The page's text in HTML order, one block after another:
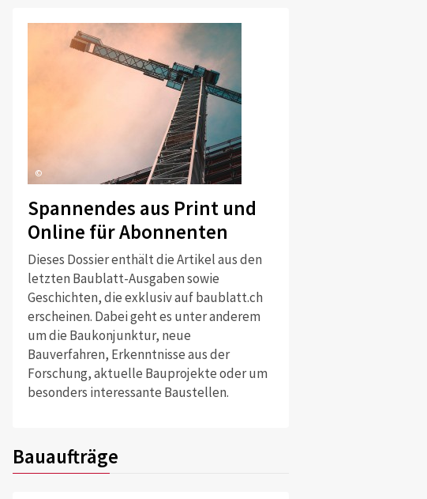
©
Spannendes aus Print und
Online für Abonnenten
Dieses Dossier enthält die Artikel aus den
letzten Baublatt-Ausgaben sowie
Geschichten, die exklusiv auf baublatt.ch
erscheinen. Dabei geht es unter anderem
um die Baukonjunktur, neue
Bauverfahren, Erkenntnisse aus der
Forschung, aktuelle Bauprojekte oder um
besonders interessante Baustellen.
Bauaufträge